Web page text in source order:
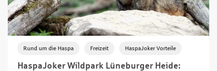
HaspaJoker Wildpark Lüneburger Heide:
Rund um die Haspa Freizeit HaspaJoker Vorteile